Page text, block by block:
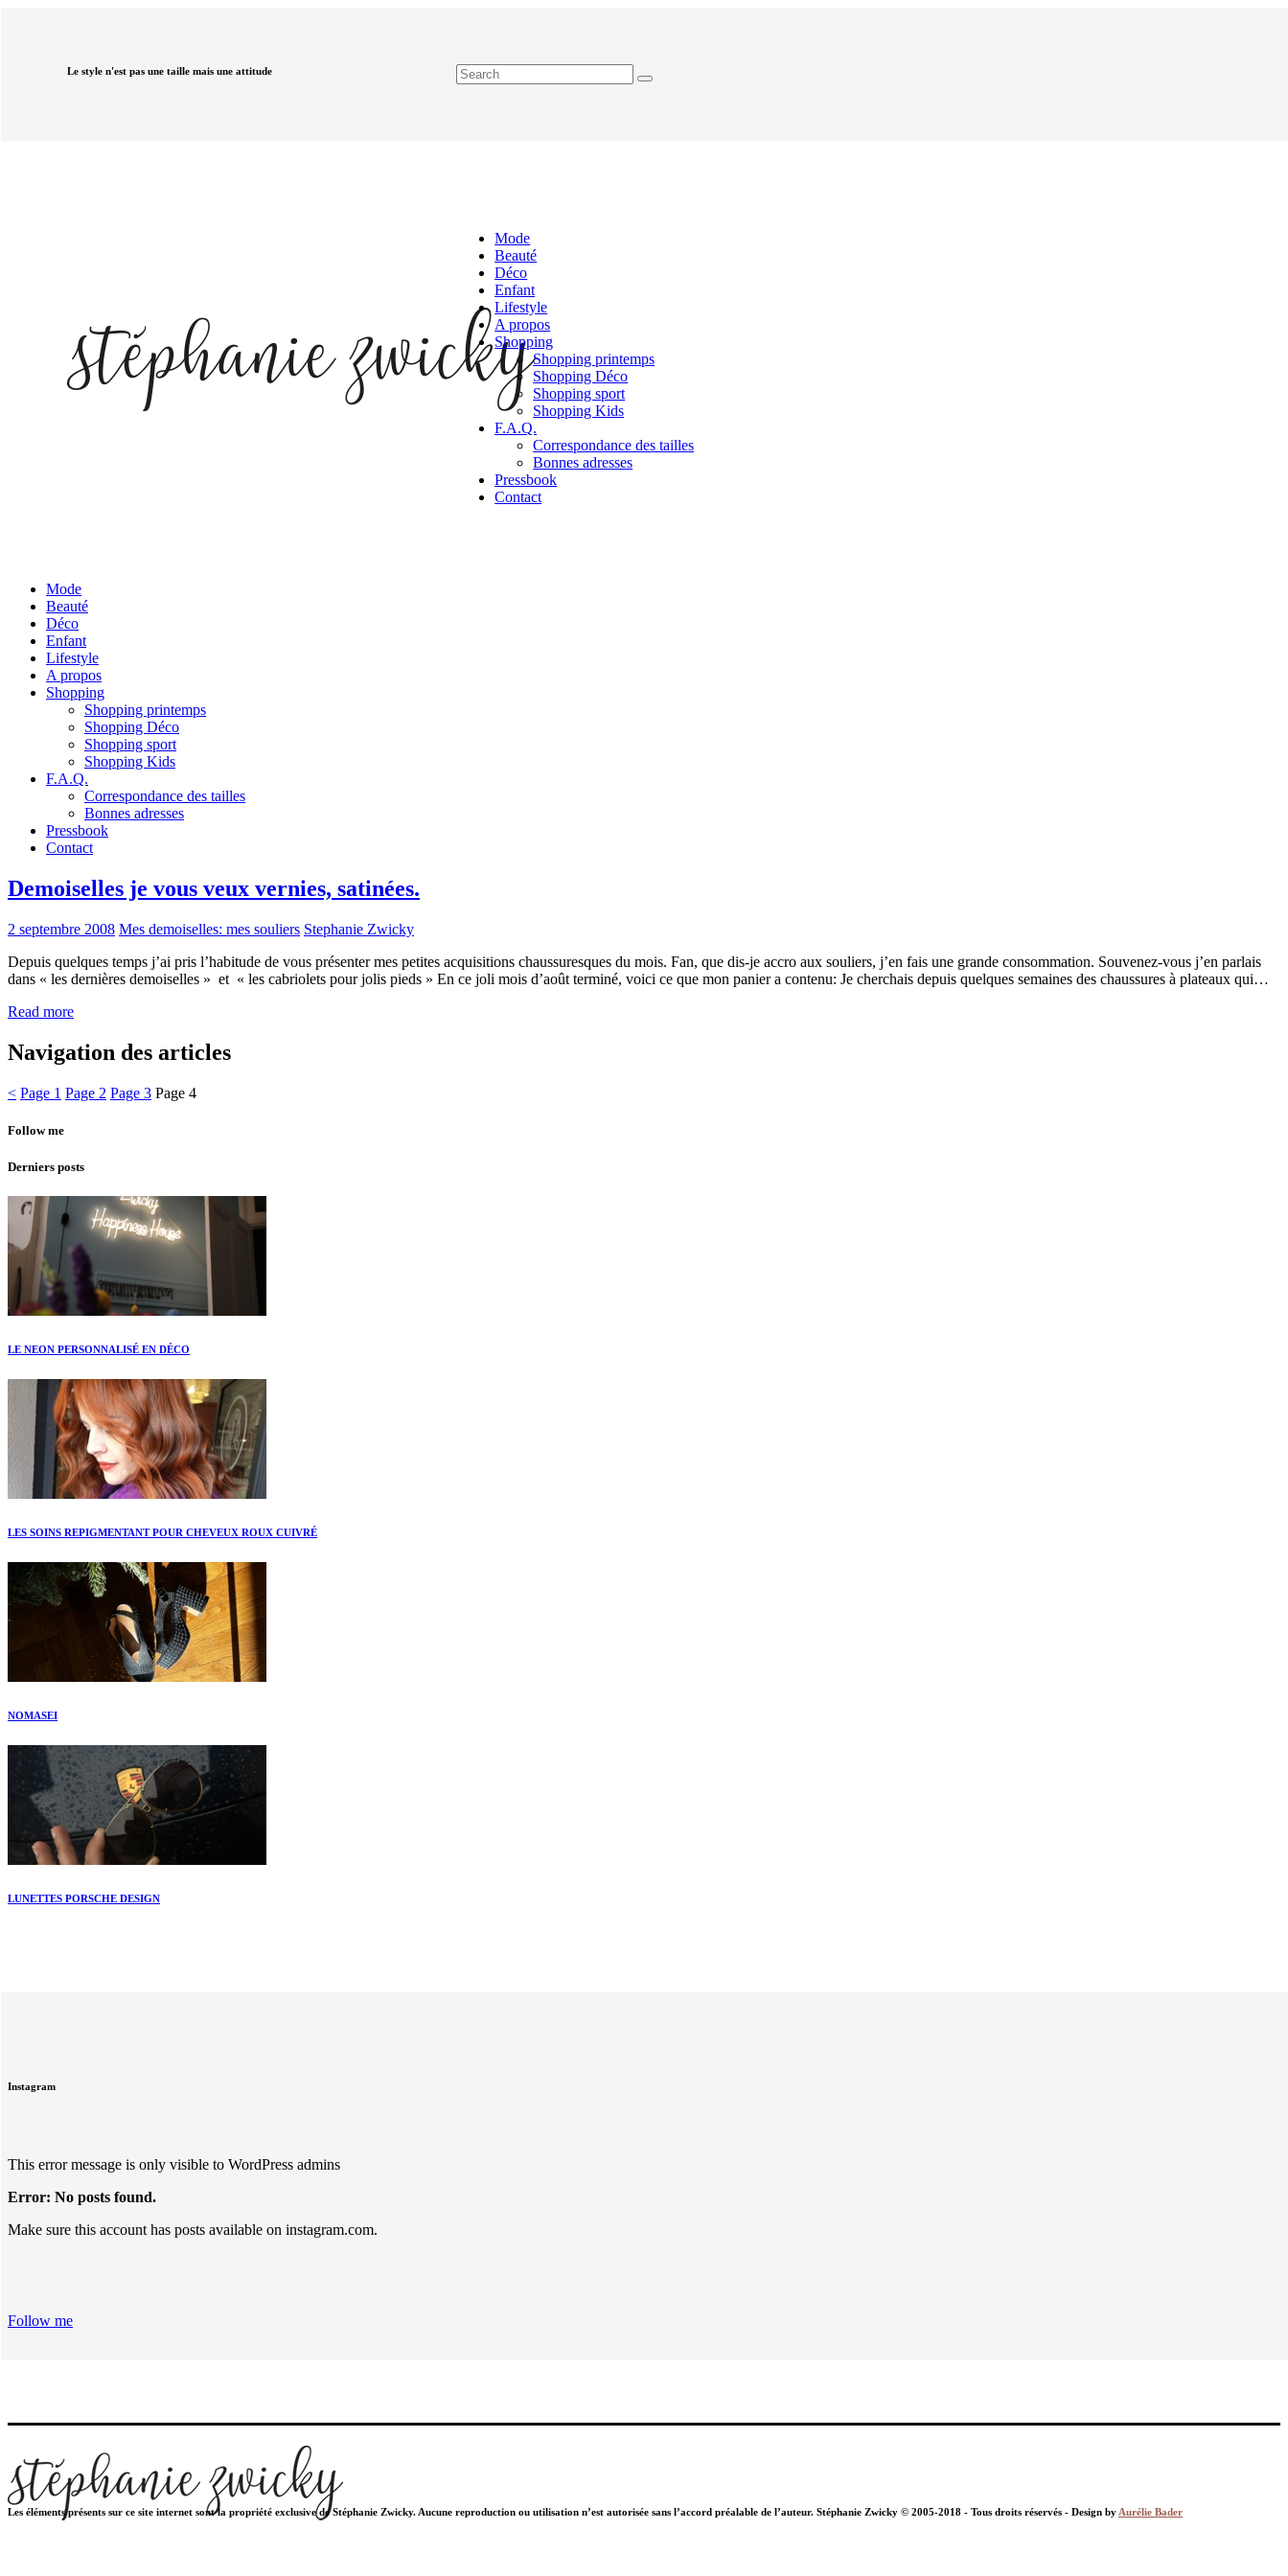
Le style n'est pas une taille mais une attitude
Mode
Beauté
Déco
Enfant
Lifestyle
A propos
Shopping
Shopping printemps
Shopping Déco
Shopping sport
Shopping Kids
F.A.Q.
Correspondance des tailles
Bonnes adresses
Pressbook
Contact
Mode
Beauté
Déco
Enfant
Lifestyle
A propos
Shopping
Shopping printemps
Shopping Déco
Shopping sport
Shopping Kids
F.A.Q.
Correspondance des tailles
Bonnes adresses
Pressbook
Contact
Demoiselles je vous veux vernies, satinées.
2 septembre 2008 Mes demoiselles: mes souliers Stephanie Zwicky
Depuis quelques temps j’ai pris l’habitude de vous présenter mes petites acquisitions chaussuresques du mois. Fan, que dis-je accro aux souliers, j’en fais une grande consommation. Souvenez-vous j’en parlais
dans « les dernières demoiselles » et « les cabriolets pour jolis pieds » En ce joli mois d’août terminé, voici ce que mon panier a contenu: Je cherchais depuis quelques semaines des chaussures à plateaux qui…
Read more
Navigation des articles
< Page 1 Page 2 Page 3 Page 4
Follow me
Derniers posts
LE NEON PERSONNALISÉ EN DÉCO
LES SOINS REPIGMENTANT POUR CHEVEUX ROUX CUIVRÉ
NOMASEI
LUNETTES PORSCHE DESIGN
Instagram
This error message is only visible to WordPress admins
Error: No posts found.
Make sure this account has posts available on instagram.com.
Follow me
Les éléments présents sur ce site internet sont la propriété exclusive de Stéphanie Zwicky. Aucune reproduction ou utilisation n’est autorisée sans l’accord préalable de l’auteur. Stéphanie Zwicky © 2005-2018 - Tous droits réservés - Design by Aurélie Bader